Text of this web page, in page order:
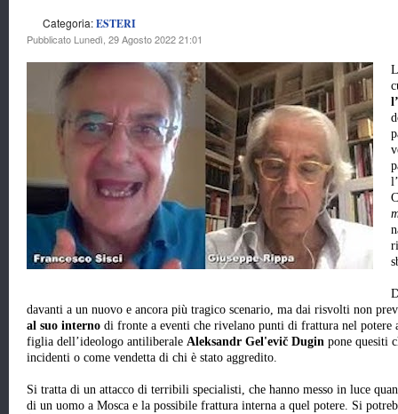
Categoria:ESTERI
Pubblicato Lunedì, 29 Agosto 2022 21:01
davanti a un nuovo e ancora più tragico scenario, ma dai risvolti non
al suo interno di fronte a eventi che rivelano punti di frattura nel
figlia dell’ideologo antiliberale Aleksandr Gel'evič Dugin pone quesiti
incidenti o come vendetta di chi è stato aggredito.
Si tratta di un attacco di terribili specialisti, che hanno messo in luce
di un uomo a Mosca e la possibile frattura interna a quel potere. Si